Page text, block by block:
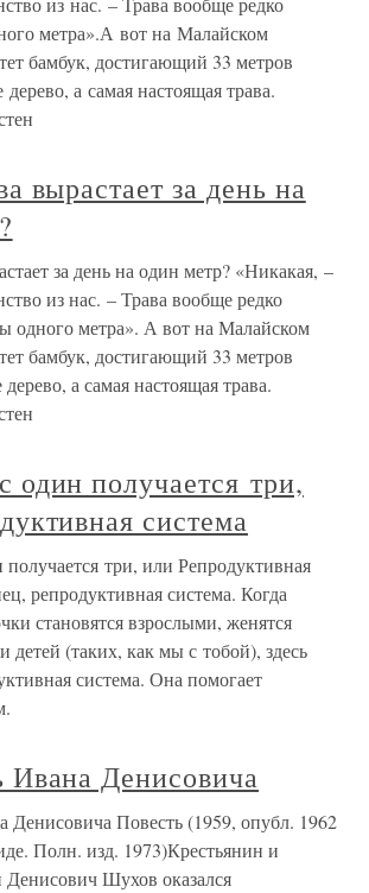
метра».А вот на Малайском
бамбук, достигающий 33 метров
а самая настоящая трава.
вырастает за день на
за день на один метр? «Никакая, –
из нас. – Трава вообще редко
одного метра». А вот на Малайском
бамбук, достигающий 33 метров
а самая настоящая трава.
получается три,
система
три, или Репродуктивная
репродуктивная система. Когда
становятся взрослыми, женятся
детей (таких, как мы с тобой), здесь
система. Она помогает
Ивана Денисовича
Денисовича Повесть (1959, опубл. 1962
Полн. изд. 1973)Крестьянин и
Шухов оказался